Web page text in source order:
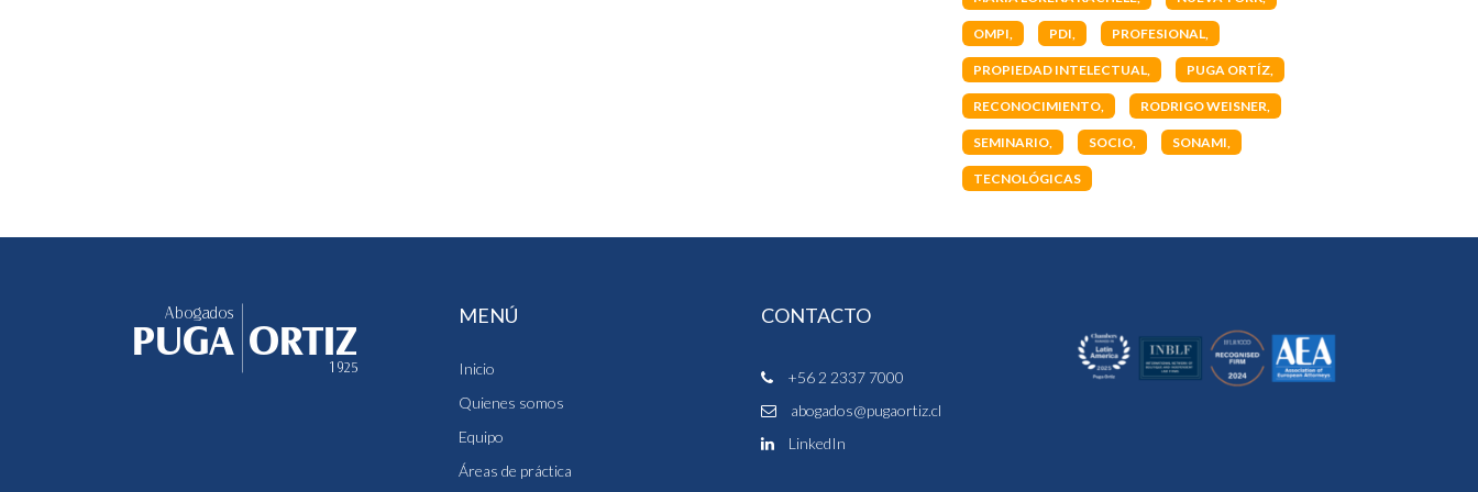
OMPI PDI PROFESIONAL
PROPIEDAD INTELECTUAL PUGA ORTÍZ
RECONOCIMIENTO RODRIGO WEISNER
SEMINARIO SOCIO SONAMI
TECNOLÓGICAS
MENÚ
Inicio
Quienes somos
Equipo
Áreas de práctica
CONTACTO
+56 2 2337 7000
abogados@pugaortiz.cl
LinkedIn